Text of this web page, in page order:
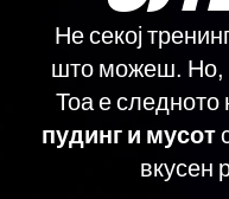
Не секој
што можеш. Но,
Тоа е следното
пудинг и мусот
вкусен